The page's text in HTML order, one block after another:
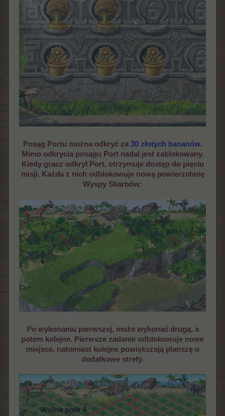
Posąg Portu można odkryć za 30 złotych bananów.
Mimo odkrycia posągu Port nadal jest zablokowany.
Kiedy gracz odkrył Port, otrzymuje dostęp do pięciu
misji. Każda z nich odblokowuje nową powierzchnię
Wyspy Skarbów:
Po wykonaniu pierwszej, może wykonać drugą, a
potem kolejne. Pierwsze zadanie odblokowuje nowe
miejsce, natomiast kolejne powiększają planszę o
dodatkowe strefy.